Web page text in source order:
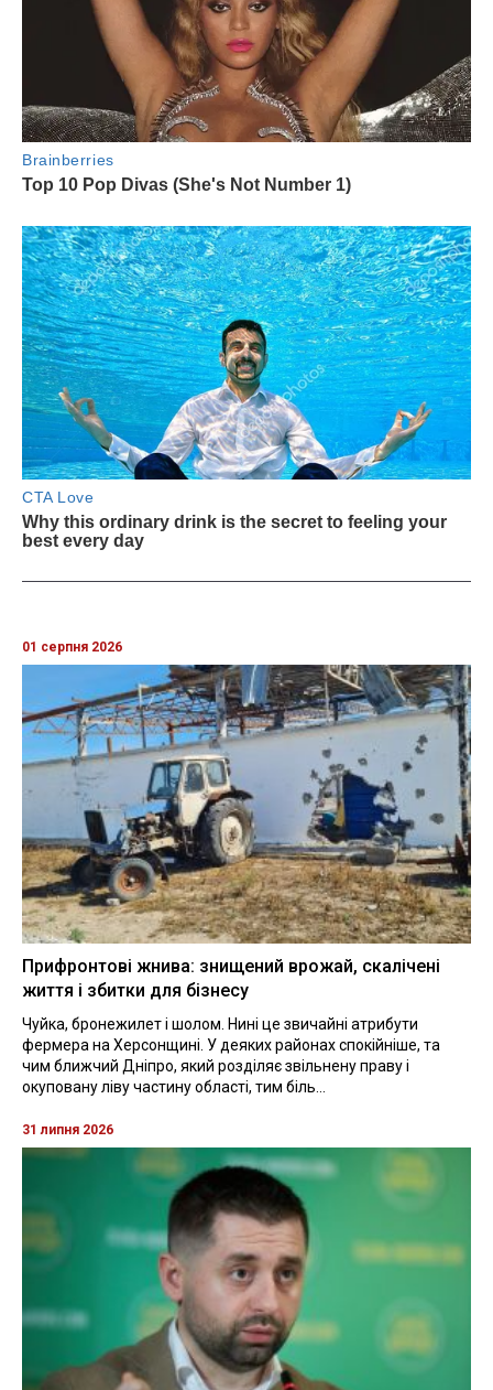
01 серпня 2026
Прифронтові жнива: знищений врожай, скалічені
життя і збитки для бізнесу
Чуйка, бронежилет і шолом. Нині це звичайні атрибути
фермера на Херсонщині. У деяких районах спокійніше, та
чим ближчий Дніпро, який розділяє звільнену праву і
окуповану ліву частину області, тим біль...
31 липня 2026